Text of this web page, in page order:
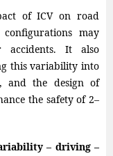
of ICV on road
may
accidents. It also
this variability into
and the design of
the safety of 2–
– driving –